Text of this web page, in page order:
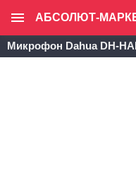
Микрофон Dahua DH-